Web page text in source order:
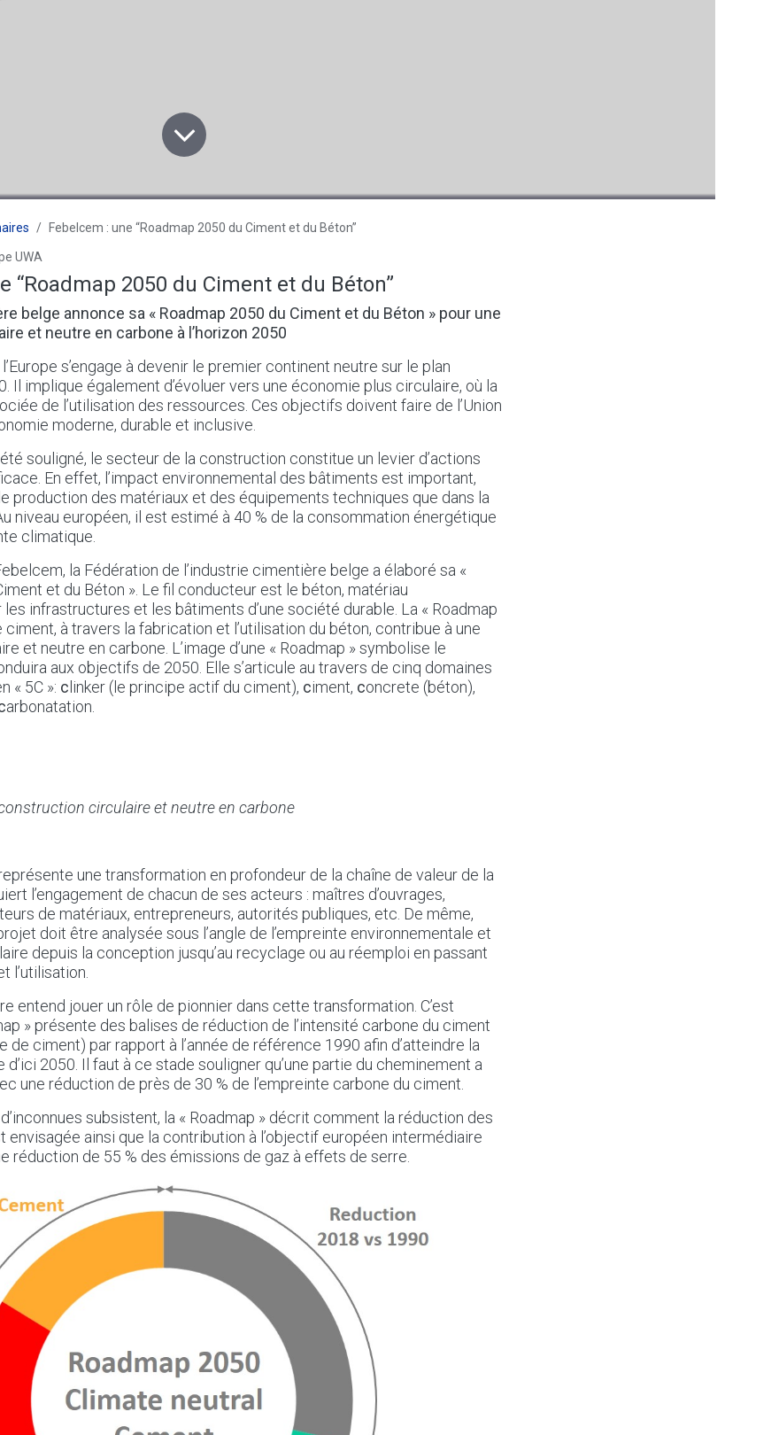
Febelcem : une “Roadmap 2050 du Ciment et du Béton”
UWA
“Roadmap 2050 du Ciment et du Béton”
belge annonce sa « Roadmap 2050 du Ciment et du Béton » pour une
et neutre en carbone à l’horizon 2050
s’engage à devenir le premier continent neutre sur le plan
Il implique également d’évoluer vers une économie plus circulaire, où la
de l’utilisation des ressources. Ces objectifs doivent faire de l’Union
moderne, durable et inclusive.
souligné, le secteur de la construction constitue un levier d’actions
En effet, l’impact environnemental des bâtiments est important,
production des matériaux et des équipements techniques que dans la
niveau européen, il est estimé à 40 % de la consommation énergétique
climatique.
la Fédération de l’industrie cimentière belge a élaboré sa «
et du Béton ». Le fil conducteur est le béton, matériau
infrastructures et les bâtiments d’une société durable. La « Roadmap
à travers la fabrication et l’utilisation du béton, contribue à une
et neutre en carbone. L’image d’une « Roadmap » symbolise le
aux objectifs de 2050. Elle s’articule au travers de cinq domaines
« 5C »: c linker (le principe actif du ciment), ciment, concrete (béton),
arbonatation.
circulaire et neutre en carbone
une transformation en profondeur de la chaîne de valeur de la
l’engagement de chacun de ses acteurs : maîtres d’ouvrages,
de matériaux, entrepreneurs, autorités publiques, etc. De même,
doit être analysée sous l’angle de l’empreinte environnementale et
depuis la conception jusqu’au recyclage ou au réemploi en passant
l’utilisation.
entend jouer un rôle de pionnier dans cette transformation. C’est
» présente des balises de réduction de l’intensité carbone du ciment
de ciment) par rapport à l’année de référence 1990 afin d’atteindre la
2050. Il faut à ce stade souligner qu’une partie du cheminement a
une réduction de près de 30 % de l’empreinte carbone du ciment.
subsistent, la « Roadmap » décrit comment la réduction des
envisagée ainsi que la contribution à l’objectif européen intermédiaire
réduction de 55 % des émissions de gaz à effets de serre.